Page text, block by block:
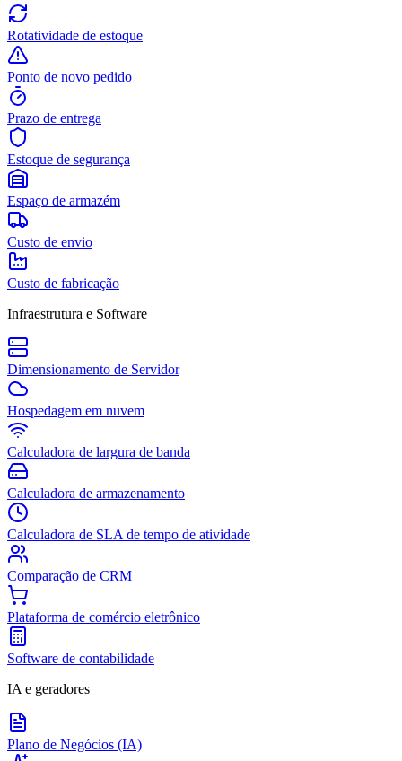
Rotatividade de estoque
Ponto de novo pedido
Prazo de entrega
Estoque de segurança
Espaço de armazém
Custo de envio
Custo de fabricação
Infraestrutura e Software
Dimensionamento de Servidor
Hospedagem em nuvem
Calculadora de largura de banda
Calculadora de armazenamento
Calculadora de SLA de tempo de atividade
Comparação de CRM
Plataforma de comércio eletrônico
Software de contabilidade
IA e geradores
Plano de Negócios (IA)